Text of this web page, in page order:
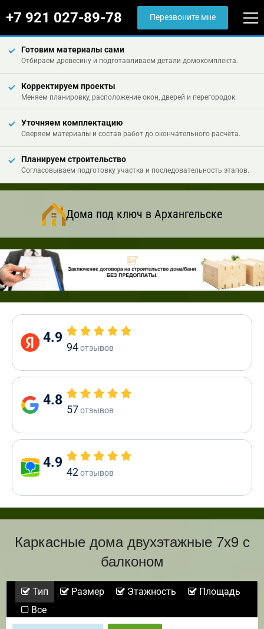
+7 921 027-89-78 Перезвоните мне
Готовим материалы сами
Отбираем древесину и подготавливаем детали домокомплекта.
Корректируем проекты
Меняем планировку, расположение окон, дверей и перегородок.
Уточняем комплектацию
Сверяем материалы и состав работ до окончательного расчёта.
Планируем строительство
Согласовываем подготовку участка и последовательность этапов.
Дома под ключ в Архангельске
4.9
94отзывов
4.8
57отзывов
4.9
42отзывов
Каркасные дома двухэтажные 7х9 с
балконом
Тип Размер Этажность
Площадь
Все